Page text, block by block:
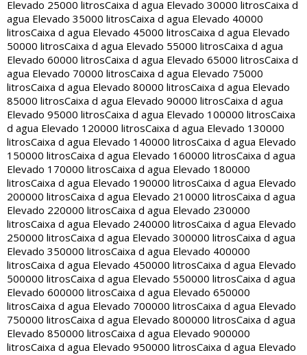
Elevado 25000 litrosCaixa d agua Elevado 30000 litrosCaixa d
agua Elevado 35000 litrosCaixa d agua Elevado 40000
litrosCaixa d agua Elevado 45000 litrosCaixa d agua Elevado
50000 litrosCaixa d agua Elevado 55000 litrosCaixa d agua
Elevado 60000 litrosCaixa d agua Elevado 65000 litrosCaixa d
agua Elevado 70000 litrosCaixa d agua Elevado 75000
litrosCaixa d agua Elevado 80000 litrosCaixa d agua Elevado
85000 litrosCaixa d agua Elevado 90000 litrosCaixa d agua
Elevado 95000 litrosCaixa d agua Elevado 100000 litrosCaixa
d agua Elevado 120000 litrosCaixa d agua Elevado 130000
litrosCaixa d agua Elevado 140000 litrosCaixa d agua Elevado
150000 litrosCaixa d agua Elevado 160000 litrosCaixa d agua
Elevado 170000 litrosCaixa d agua Elevado 180000
litrosCaixa d agua Elevado 190000 litrosCaixa d agua Elevado
200000 litrosCaixa d agua Elevado 210000 litrosCaixa d agua
Elevado 220000 litrosCaixa d agua Elevado 230000
litrosCaixa d agua Elevado 240000 litrosCaixa d agua Elevado
250000 litrosCaixa d agua Elevado 300000 litrosCaixa d agua
Elevado 350000 litrosCaixa d agua Elevado 400000
litrosCaixa d agua Elevado 450000 litrosCaixa d agua Elevado
500000 litrosCaixa d agua Elevado 550000 litrosCaixa d agua
Elevado 600000 litrosCaixa d agua Elevado 650000
litrosCaixa d agua Elevado 700000 litrosCaixa d agua Elevado
750000 litrosCaixa d agua Elevado 800000 litrosCaixa d agua
Elevado 850000 litrosCaixa d agua Elevado 900000
litrosCaixa d agua Elevado 950000 litrosCaixa d agua Elevado